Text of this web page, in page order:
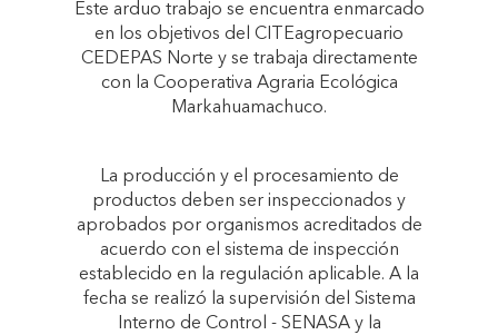
Este arduo trabajo se encuentra enmarcado
en los objetivos del CITEagropecuario
CEDEPAS Norte y se trabaja directamente
con la Cooperativa Agraria Ecológica
Markahuamachuco.
La producción y el procesamiento de
productos deben ser inspeccionados y
aprobados por organismos acreditados de
acuerdo con el sistema de inspección
establecido en la regulación aplicable. A la
fecha se realizó la supervisión del Sistema
Interno de Control - SENASA y la